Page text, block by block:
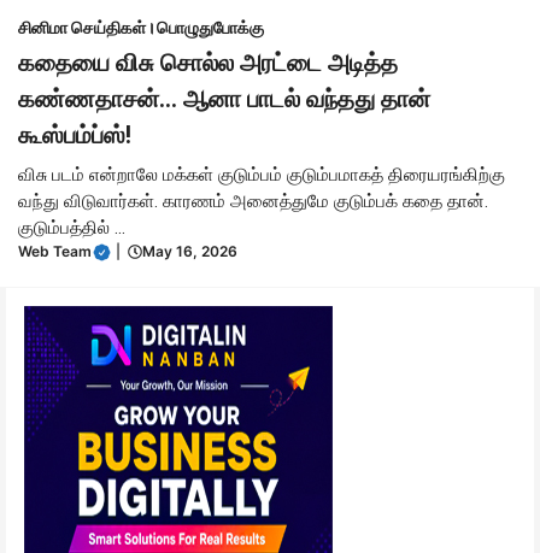
சினிமா செய்திகள்।பொழுதுபோக்கு
கதையை விசு சொல்ல அரட்டை அடித்த
கண்ணதாசன்… ஆனா பாடல் வந்தது தான்
கூஸ்பம்ப்ஸ்!
விசு படம் என்றாலே மக்கள் குடும்பம் குடும்பமாகத் திரையரங்கிற்கு
வந்து விடுவார்கள். காரணம் அனைத்துமே குடும்பக் கதை தான்.
குடும்பத்தில் ...
Web Team May 16, 2026